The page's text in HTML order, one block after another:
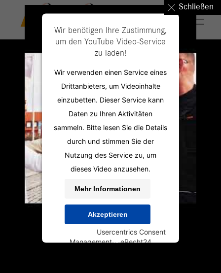
Schließen
Wir benötigen Ihre Zustimmung,
um den YouTube Video-Service
zu laden!
Wir verwenden einen Service eines
Drittanbieters, um Videoinhalte
einzubetten. Dieser Service kann
Daten zu Ihren Aktivitäten
sammeln. Bitte lesen Sie die Details
durch und stimmen Sie der
Nutzung des Service zu, um
dieses Video anzusehen.
Mehr Informationen
Akzeptieren
Usercentrics Consent
Management&eRecht24